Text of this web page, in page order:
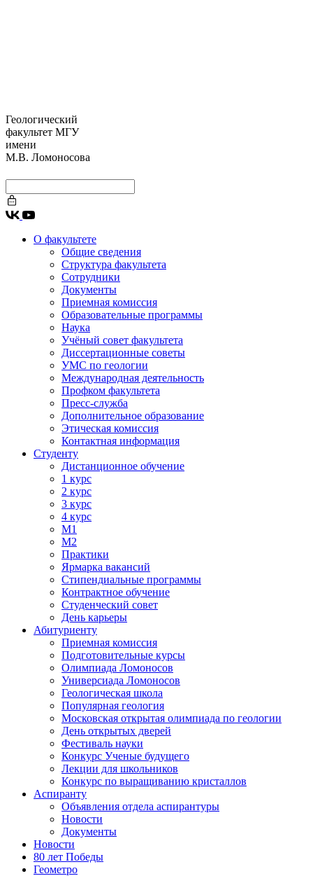
Геологический
факультет МГУ
имени
М.В. Ломоносова
О факультете
Общие сведения
Структура факультета
Сотрудники
Документы
Приемная комиссия
Образовательные программы
Наука
Учёный совет факультета
Диссертационные советы
УМС по геологии
Международная деятельность
Профком факультета
Пресс-служба
Дополнительное образование
Этическая комиссия
Контактная информация
Студенту
Дистанционное обучение
1 курс
2 курс
3 курс
4 курс
М1
М2
Практики
Ярмарка вакансий
Стипендиальные программы
Контрактное обучение
Студенческий совет
День карьеры
Абитуриенту
Приемная комиссия
Подготовительные курсы
Олимпиада Ломоносов
Универсиада Ломоносов
Геологическая школа
Популярная геология
Московская открытая олимпиада по геологии
День открытых дверей
Фестиваль науки
Конкурс Ученые будущего
Лекции для школьников
Конкурс по выращиванию кристаллов
Аспиранту
Объявления отдела аспирантуры
Новости
Документы
Новости
80 лет Победы
Геометро